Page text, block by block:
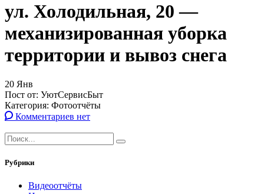
ул. Холодильная, 20 —
механизированная уборка
территории и вывоз снега
20 Янв
Пост от: УютСервисБыт
Категория: Фотоотчёты
Комментариев нет
Рубрики
Видеоотчёты